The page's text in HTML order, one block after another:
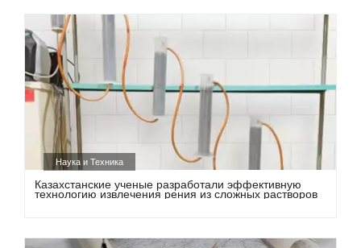
Наука и Техника
Казахстанские ученые разработали эффективную
технологию извлечения рения из сложных растворов